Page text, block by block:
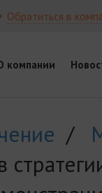
Обратиться в
компании
/